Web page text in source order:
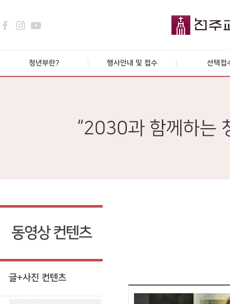
청년부란? 행사안내 및 접수 선택접
동영상 컨텐츠
글+사진 컨텐츠